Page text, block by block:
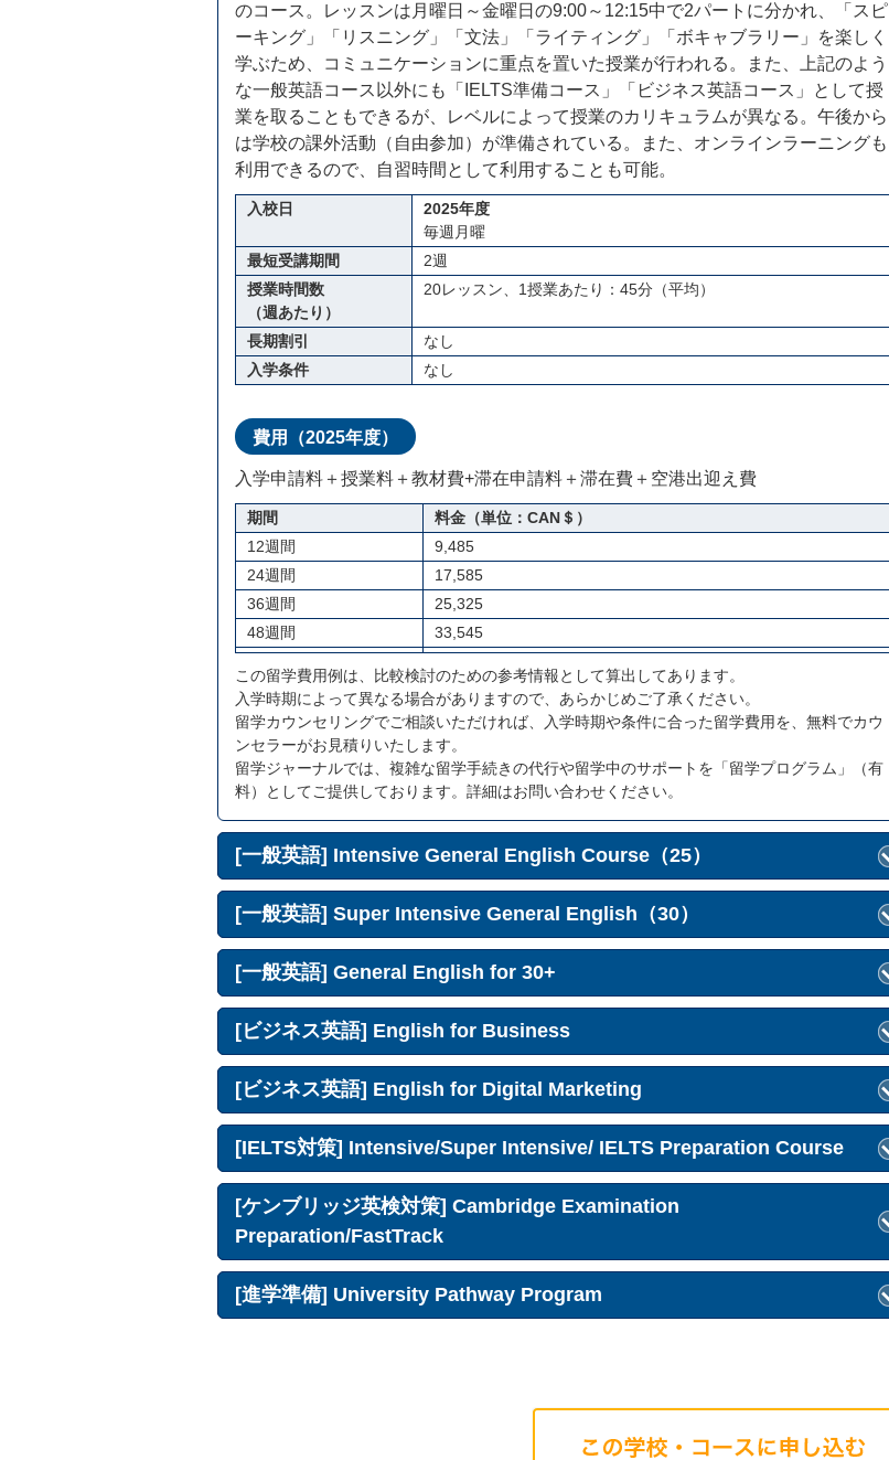
のコース。レッスンは月曜日～金曜日の9:00～12:15中で2パートに分かれ、「スピ
ーキング」「リスニング」「文法」「ライティング」「ボキャブラリー」を楽しく
学ぶため、コミュニケーションに重点を置いた授業が行われる。また、上記のよう
な一般英語コース以外にも「IELTS準備コース」「ビジネス英語コース」として授
業を取ることもできるが、レベルによって授業のカリキュラムが異なる。午後から
は学校の課外活動（自由参加）が準備されている。また、オンラインラーニングも
利用できるので、自習時間として利用することも可能。
入校日
2025年度
毎週月曜
最短受講期間
2週
授業時間数
（週あたり）
20レッスン、1授業あたり：45分（平均）
長期割引
なし
入学条件
なし
費用（2025年度）
入学申請料＋授業料＋教材費+滞在申請料＋滞在費＋空港出迎え費
期間
料金（単位：CAN＄）
12週間
9,485
24週間
17,585
36週間
25,325
48週間
33,545
この留学費用例は、比較検討のための参考情報として算出してあります。
入学時期によって異なる場合がありますので、あらかじめご了承ください。
留学カウンセリングでご相談いただければ、入学時期や条件に合った留学費用を、無料でカウ
ンセラーがお見積りいたします。
留学ジャーナルでは、複雑な留学手続きの代行や留学中のサポートを「留学プログラム」（有
料）としてご提供しております。詳細はお問い合わせください。
[一般英語] Intensive General English Course（25）
[一般英語] Super Intensive General English（30）
[一般英語] General English for 30+
[ビジネス英語] English for Business
[ビジネス英語] English for Digital Marketing
[IELTS対策] Intensive/Super Intensive/ IELTS Preparation Course
[ケンブリッジ英検対策] Cambridge Examination
Preparation/FastTrack
[進学準備] University Pathway Program